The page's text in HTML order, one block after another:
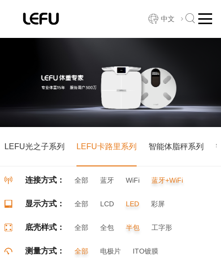
中文
LEFU光之子系列 LEFU卡路里系列 智能体脂秤系列
连接方式： 全部 蓝牙 WiFi 蓝牙+WiFi
显示方式： 全部 LCD LED 彩屏
底壳样式： 全部 全包 半包
工字形
测量方式： 全部 电极片 ITO镀膜